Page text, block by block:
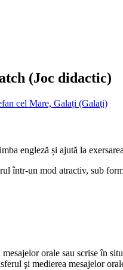
(Joc didactic)
cel Mare, Galați (Galaţi)
engleză și ajută la
într-un mod atractiv, sub
orale sau scrise în
şi medierea mesajelor